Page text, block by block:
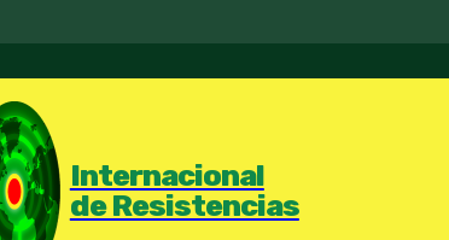
Internacional
de Resistencias